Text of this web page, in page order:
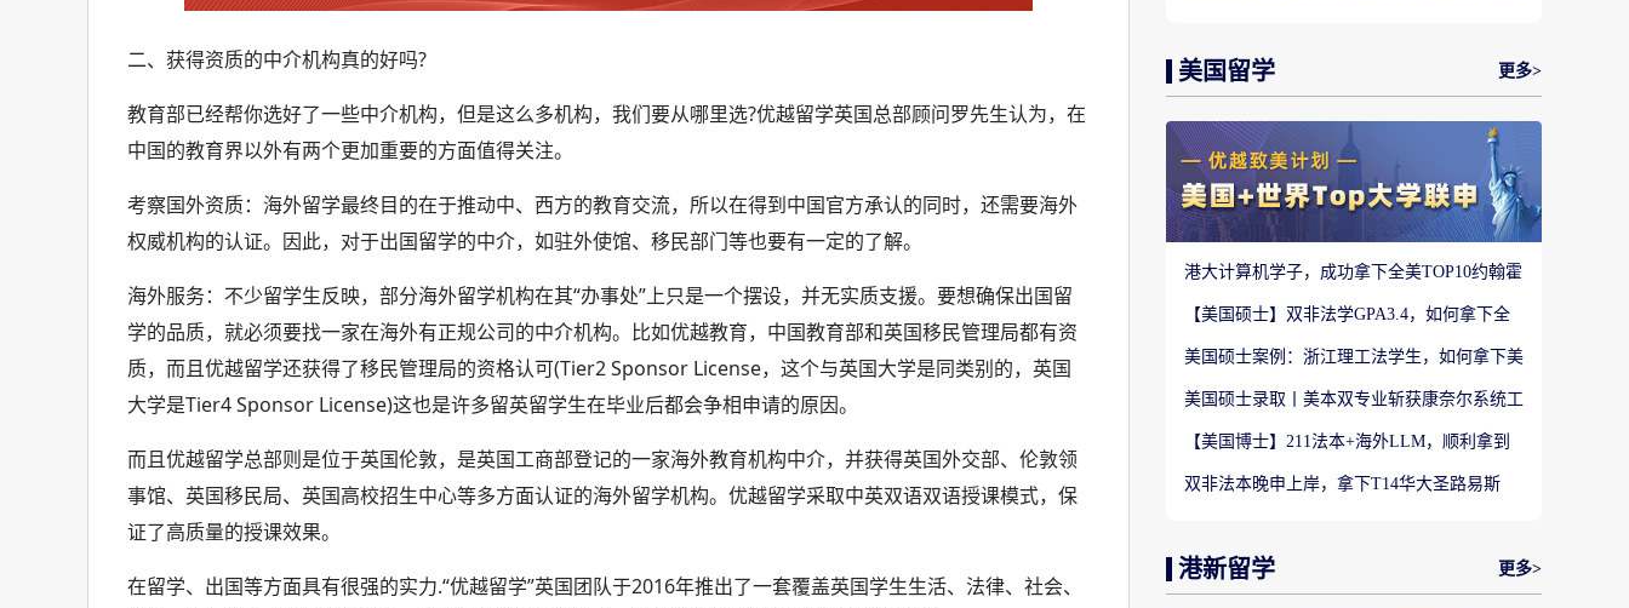
二、获得资质的中介机构真的好吗?
教育部已经帮你选好了一些中介机构，但是这么多机构，我们要从哪里选?优越留学英国总部顾问罗先生认为，在
中国的教育界以外有两个更加重要的方面值得关注。
考察国外资质：海外留学最终目的在于推动中、西方的教育交流，所以在得到中国官方承认的同时，还需要海外
权威机构的认证。因此，对于出国留学的中介，如驻外使馆、移民部门等也要有一定的了解。
海外服务：不少留学生反映，部分海外留学机构在其“办事处”上只是一个摆设，并无实质支援。要想确保出国留
学的品质，就必须要找一家在海外有正规公司的中介机构。比如优越教育，中国教育部和英国移民管理局都有资
质，而且优越留学还获得了移民管理局的资格认可(Tier2 Sponsor License，这个与英国大学是同类别的，英国
大学是Tier4 Sponsor License)这也是许多留英留学生在毕业后都会争相申请的原因。
而且优越留学总部则是位于英国伦敦，是英国工商部登记的一家海外教育机构中介，并获得英国外交部、伦敦领
事馆、英国移民局、英国高校招生中心等多方面认证的海外留学机构。优越留学采取中英双语双语授课模式，保
证了高质量的授课效果。
在留学、出国等方面具有很强的实力.“优越留学”英国团队于2016年推出了一套覆盖英国学生生活、法律、社会、
美国留学 更多>
港大计算机学子，成功拿下全美TOP10约翰霍
【美国硕士】双非法学GPA3.4，如何拿下全
美国硕士案例：浙江理工法学生，如何拿下美
美国硕士录取丨美本双专业斩获康奈尔系统工
【美国博士】211法本+海外LLM，顺利拿到
双非法本晚申上岸，拿下T14华大圣路易斯
港新留学 更多>